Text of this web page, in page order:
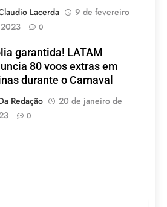
Lacerda
9 de fevereiro
0
garantida! LATAM
80 voos extras em
durante o Carnaval
Redação
20 de janeiro de
0